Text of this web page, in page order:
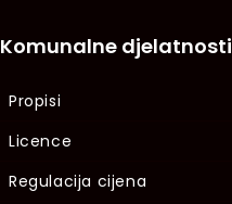
Komunalne djelatnosti
Propisi
Licence
Regulacija cijena